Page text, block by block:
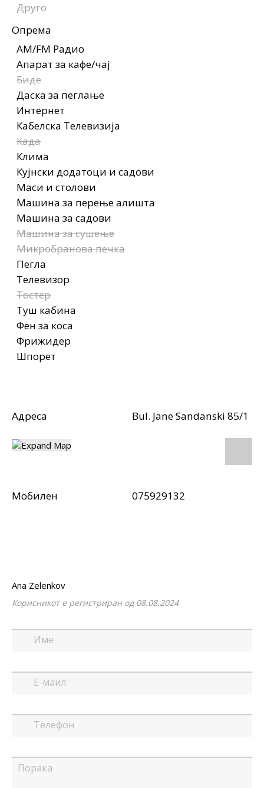
Друго
Опрема
AM/FM Радио
Апарат за кафе/чај
Биде
Даска за пеглање
Интернет
Кабелска Телевизија
Када
Клима
Кујнски додатоци и садови
Маси и столови
Машина за перење алишта
Машина за садови
Машина за сушење
Микробранова печка
Пегла
Телевизор
Тостер
Туш кабина
Фен за коса
Фрижидер
Шпорет
Адреса Bul. Jane Sandanski 85/1
Мобилен 075929132
Ana Zelenkov
Корисникот е регистриран од 08.08.2024